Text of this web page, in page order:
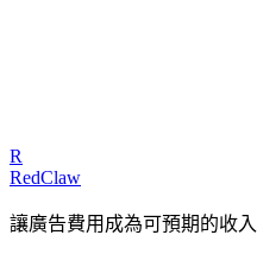
R
RedClaw
讓廣告費用成為可預期的收入